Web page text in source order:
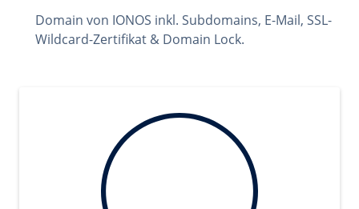
Domain von IONOS inkl. Subdomains, E-Mail, SSL-
Wildcard-Zertifikat & Domain Lock.